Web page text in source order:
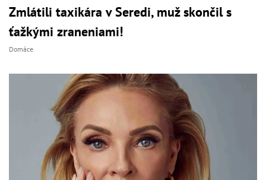
Zmlátili taxikára v Seredi, muž skončil s
ťažkými zraneniami!
Domáce